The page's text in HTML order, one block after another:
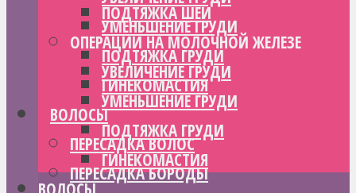
УМЕНЬШЕНИЕ ГРУДИ
ПОДТЯЖКА ГРУДИ
ГИНЕКОМАСТИЯ
ВОЛОСЫ
ПЕРЕСАДКА ВОЛОС
ПЕРЕСАДКА БОРОДЫ
ПОДТЯЖКА ШЕИ
ОПЕРАЦИИ НА МОЛОЧНОЙ ЖЕЛЕЗЕ
УВЕЛИЧЕНИЕ ГРУДИ
УМЕНЬШЕНИЕ ГРУДИ
ПОДТЯЖКА ГРУДИ
ГИНЕКОМАСТИЯ